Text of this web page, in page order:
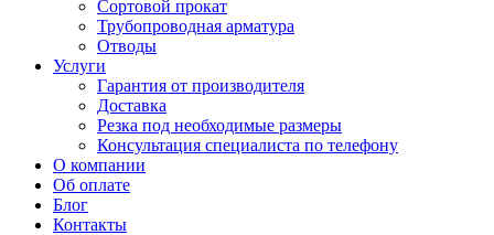
Сортовой прокат
Трубопроводная арматура
Отводы
Услуги
Гарантия от производителя
Доставка
Резка под необходимые размеры
Консультация специалиста по телефону
О компании
Об оплате
Блог
Контакты